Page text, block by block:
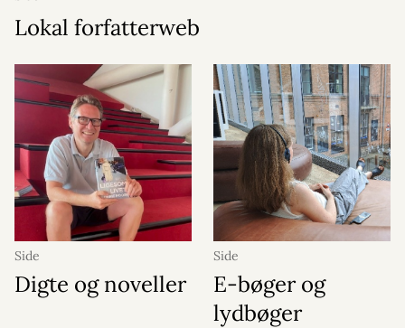
Lokal forfatterweb
Side
Digte og noveller
Side
E-bøger og
lydbøger